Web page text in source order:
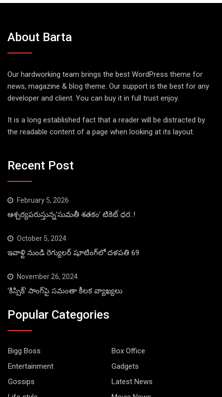
About Barta
Our hardworking team brings the best WordPress theme for
news, magazine & blog theme. Our support is the best for any
developer and client. You can buy it in full trust enjoy.
It is a long established fact that a reader will be distracted by
the readable content of a page when looking at its layout.
Recent Post
February 5, 2026
ఆశ్చర్యపరుస్తున్న’సుమతీ శతకం’ టికెట్ ధర..!
October 5, 2024
ఇవాళ్టి నుండి రెగ్యులర్ షూటింగ్‌లో దళపతి 69
November 26, 2024
‘కిస్సిక్’ సాంగ్‌పై సమంతా కీలక వ్యాఖ్యలు
Popular Categories
Bigg Boss
Box Office
Entertainment
Gadgets
Gossips
Latest News